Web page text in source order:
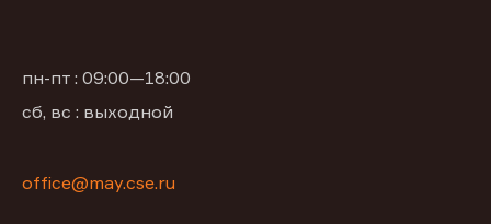
пн-пт : 09:00—18:00
сб, вс : выходной
office@may.cse.ru